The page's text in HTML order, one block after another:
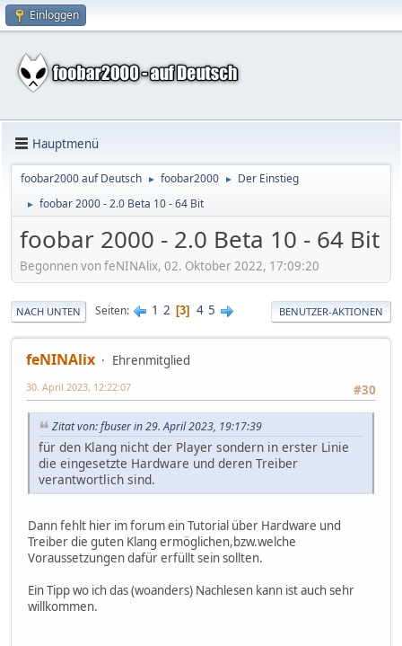
Einloggen
Hauptmenü
foobar2000 auf Deutsch ► foobar2000 ► Der Einstieg
► foobar 2000 - 2.0 Beta 10 - 64 Bit
foobar 2000 - 2.0 Beta 10 - 64 Bit
Begonnen von feNINAlix, 02. Oktober 2022, 17:09:20
NACH UNTEN Seiten 1 2 3 4 5 BENUTZER-AKTIONEN
feNINAlix
Ehrenmitglied
#30
30. April 2023, 12:22:07
Zitat von: fbuser in 29. April 2023, 19:17:39
für den Klang nicht der Player sondern in erster Linie
die eingesetzte Hardware und deren Treiber
verantwortlich sind.
Dann fehlt hier im forum ein Tutorial über Hardware und
Treiber die guten Klang ermöglichen,bzw.welche
Voraussetzungen dafür erfüllt sein sollten.
Ein Tipp wo ich das (woanders) Nachlesen kann ist auch sehr
willkommen.